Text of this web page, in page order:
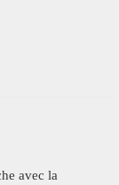
avec la